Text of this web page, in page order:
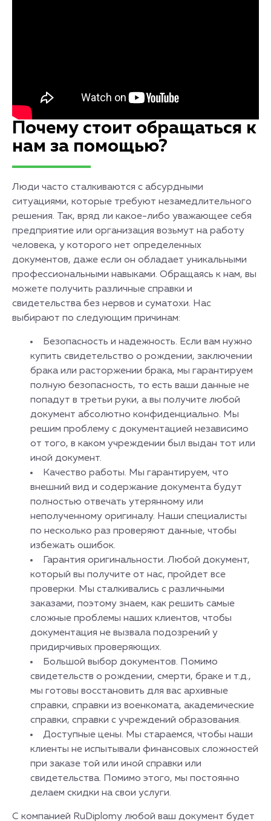
Почему стоит обращаться к
нам за помощью?
Люди часто сталкиваются с абсурдными
ситуациями, которые требуют незамедлительного
решения. Так, вряд ли какое-либо уважающее себя
предприятие или организация возьмут на работу
человека, у которого нет определенных
документов, даже если он обладает уникальными
профессиональными навыками. Обращаясь к нам, вы
можете получить различные справки и
свидетельства без нервов и суматохи. Нас
выбирают по следующим причинам:
Безопасность и надежность. Если вам нужно
купить свидетельство о рождении, заключении
брака или расторжении брака, мы гарантируем
полную безопасность, то есть ваши данные не
попадут в третьи руки, а вы получите любой
документ абсолютно конфиденциально. Мы
решим проблему с документацией независимо
от того, в каком учреждении был выдан тот или
иной документ.
Качество работы. Мы гарантируем, что
внешний вид и содержание документа будут
полностью отвечать утерянному или
неполученному оригиналу. Наши специалисты
по несколько раз проверяют данные, чтобы
избежать ошибок.
Гарантия оригинальности. Любой документ,
который вы получите от нас, пройдет все
проверки. Мы сталкивались с различными
заказами, поэтому знаем, как решить самые
сложные проблемы наших клиентов, чтобы
документация не вызвала подозрений у
придирчивых проверяющих.
Большой выбор документов. Помимо
свидетельств о рождении, смерти, браке и т.д.,
мы готовы восстановить для вас архивные
справки, справки из военкомата, академические
справки, справки с учреждений образования.
Доступные цены. Мы стараемся, чтобы наши
клиенты не испытывали финансовых сложностей
при заказе той или иной справки или
свидетельства. Помимо этого, мы постоянно
делаем скидки на свои услуги.
С компанией RuDiplomy любой ваш документ будет